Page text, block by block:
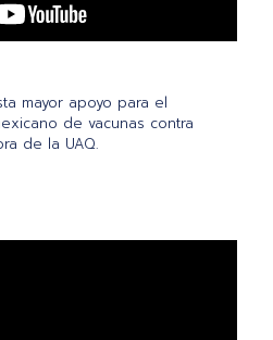
mayor apoyo para el
de vacunas contra
de la UAQ.